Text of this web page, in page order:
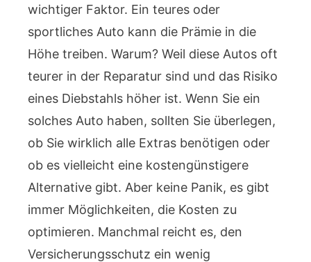
wichtiger Faktor. Ein teures oder
sportliches Auto kann die Prämie in die
Höhe treiben. Warum? Weil diese Autos oft
teurer in der Reparatur sind und das Risiko
eines Diebstahls höher ist. Wenn Sie ein
solches Auto haben, sollten Sie überlegen,
ob Sie wirklich alle Extras benötigen oder
ob es vielleicht eine kostengünstigere
Alternative gibt. Aber keine Panik, es gibt
immer Möglichkeiten, die Kosten zu
optimieren. Manchmal reicht es, den
Versicherungsschutz ein wenig